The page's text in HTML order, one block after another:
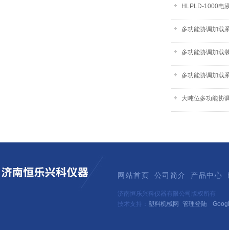
HLPLD-1000电
多功能协调加载
多功能协调加载
多功能协调加载
大吨位多功能协
网站首页 公司简介 产品中心
济南恒乐兴科仪器有限公司版权所有
技术支持： 塑料机械网 管理登陆